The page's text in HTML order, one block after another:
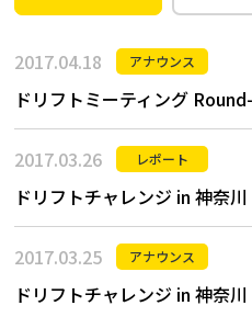
2017.04.18 アナウンス
ドリフトミーティング
2017.03.26 レポート
ドリフトチャレンジ in 神奈
2017.03.25 アナウンス
ドリフトチャレンジ in 神奈川